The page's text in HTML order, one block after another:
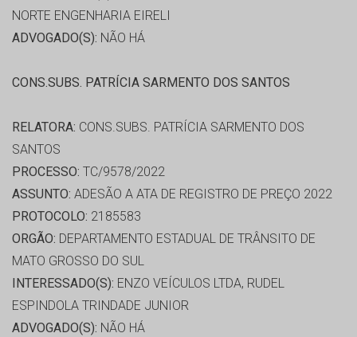
NORTE ENGENHARIA EIRELI
ADVOGADO(S): NÃO HÁ
CONS.SUBS. PATRÍCIA SARMENTO DOS SANTOS
RELATORA: CONS.SUBS. PATRÍCIA SARMENTO DOS
SANTOS
PROCESSO: TC/9578/2022
ASSUNTO: ADESÃO A ATA DE REGISTRO DE PREÇO 2022
PROTOCOLO: 2185583
ORGÃO: DEPARTAMENTO ESTADUAL DE TRÂNSITO DE
MATO GROSSO DO SUL
INTERESSADO(S): ENZO VEÍCULOS LTDA, RUDEL
ESPINDOLA TRINDADE JUNIOR
ADVOGADO(S): NÃO HÁ